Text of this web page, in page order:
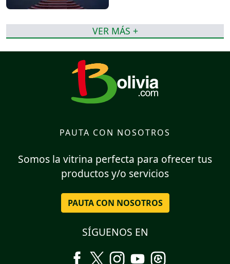
VER MÁS +
PAUTA CON NOSOTROS
Somos la vitrina perfecta para ofrecer tus
productos y/o servicios
PAUTA CON NOSOTROS
SÍGUENOS EN